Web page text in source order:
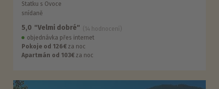
Statku s Ovoce
snídaně
5,0 "Velmi dobré"
(14 hodnocení)
objednávka přes internet
Pokoje od 126€ za noc
Apartmán od 103€ za noc